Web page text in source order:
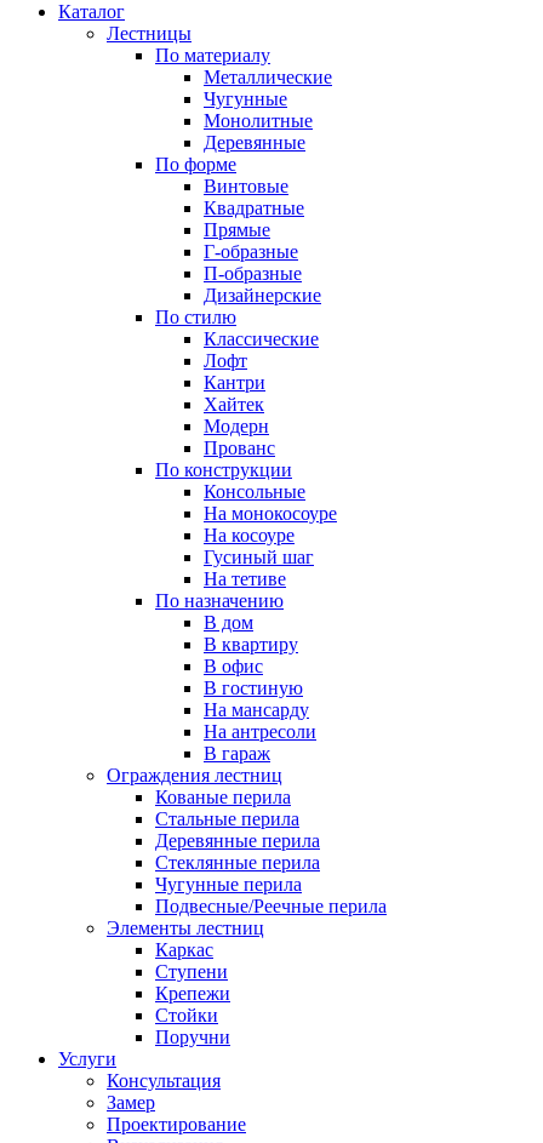
Каталог
Лестницы
По материалу
Металлические
Чугунные
Монолитные
Деревянные
По форме
Винтовые
Квадратные
Прямые
Г-образные
П-образные
Дизайнерские
По стилю
Классические
Лофт
Кантри
Хайтек
Модерн
Прованс
По конструкции
Консольные
На монокосоуре
На косоуре
Гусиный шаг
На тетиве
По назначению
В дом
В квартиру
В офис
В гостиную
На мансарду
На антресоли
В гараж
Ограждения лестниц
Кованые перила
Стальные перила
Деревянные перила
Стеклянные перила
Чугунные перила
Подвесные/Реечные перила
Элементы лестниц
Каркас
Ступени
Крепежи
Стойки
Поручни
Услуги
Консультация
Замер
Проектирование